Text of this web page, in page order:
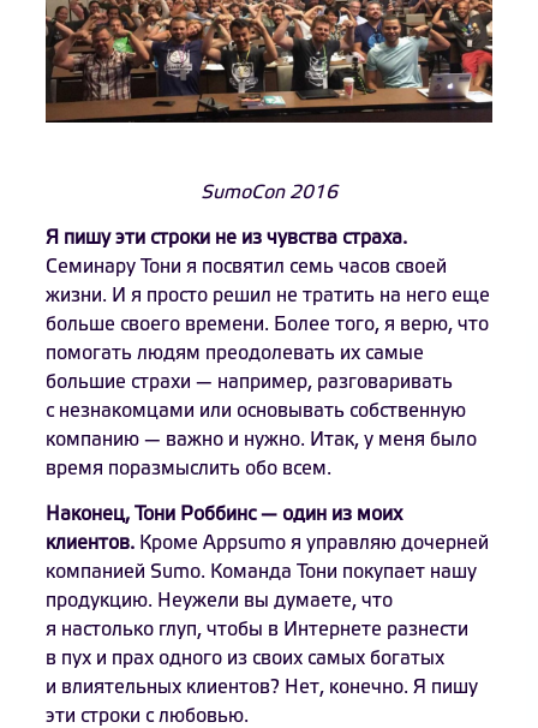
SumoCon 2016
Я пишу эти строки не из чувства страха.
Семинару Тони я посвятил семь часов своей
жизни. И я просто решил не тратить на него еще
больше своего времени. Более того, я верю, что
помогать людям преодолевать их самые
большие страхи — например, разговаривать
с незнакомцами или основывать собственную
компанию — важно и нужно. Итак, у меня было
время поразмыслить обо всем.
Наконец, Тони Роббинс — один из моих
клиентов. Кроме Appsumo я управляю дочерней
компанией Sumo. Команда Тони покупает нашу
продукцию. Неужели вы думаете, что
я настолько глуп, чтобы в Интернете разнести
в пух и прах одного из своих самых богатых
и влиятельных клиентов? Нет, конечно. Я пишу
эти строки с любовью.